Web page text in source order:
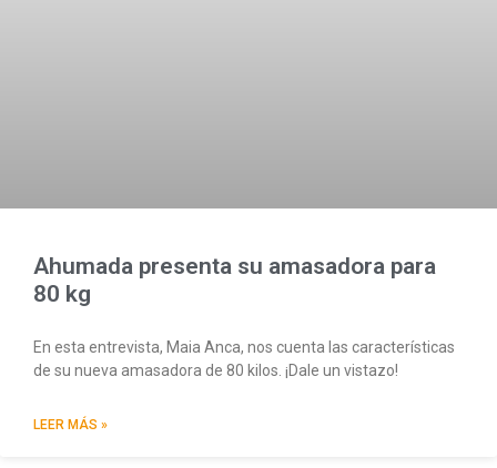
Ahumada presenta su amasadora para
80 kg
En esta entrevista, Maia Anca, nos cuenta las características
de su nueva amasadora de 80 kilos. ¡Dale un vistazo!
LEER MÁS »